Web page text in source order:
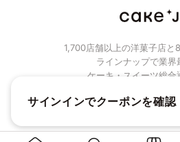
1,700店舗以上の洋菓子店と
ラインナップで業界
ケーキ・スイーツ総合
© Cake.jp Co.,
サインインでクーポンを確認